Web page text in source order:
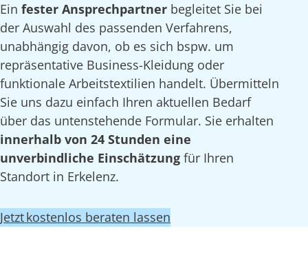
Ein fester Ansprechpartner begleitet Sie bei
der Auswahl des passenden Verfahrens,
unabhängig davon, ob es sich bspw. um
repräsentative Business-Kleidung oder
funktionale Arbeitstextilien handelt. Übermitteln
Sie uns dazu einfach Ihren aktuellen Bedarf
über das untenstehende Formular. Sie erhalten
innerhalb von 24 Stunden eine
unverbindliche Einschätzung für Ihren
Standort in Erkelenz.
Jetzt kostenlos beraten lassen